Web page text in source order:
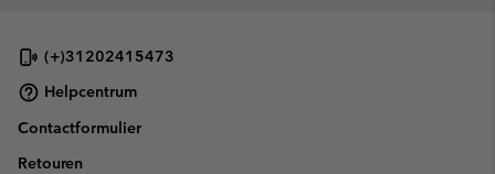
(+)31202415473
Helpcentrum
Contactformulier
Retouren